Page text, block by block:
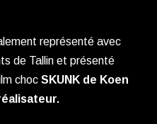
représenté avec
de Tallin et présenté
choc SKUNK de Koen